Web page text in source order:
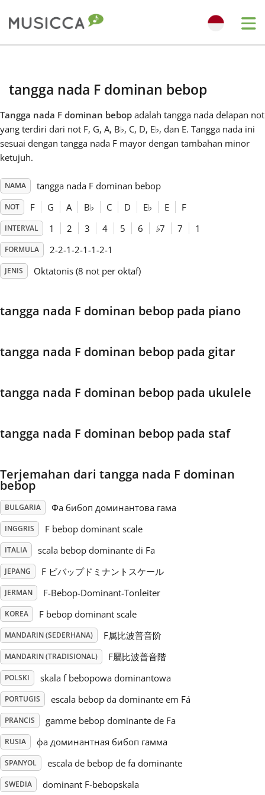
Български
English
Español
日本語
Polski
Português
Русский
Svenska
Tiếng Việt
Türkçe
Українська
简体中文
繁體中文
tangga nada F dominan bebop
Tangga nada F dominan bebop adalah tangga nada delapan not
yang terdiri dari not F, G, A, B♭, C, D, E♭, dan E. Tangga nada ini
sesuai dengan tangga nada F mayor dengan tambahan minor
ketujuh.
NAMA tangga nada F dominan bebop
NOT F G A B♭ C D E♭ E F
INTERVAL 1 2 3 4 5 6 ♭7 7 1
FORMULA 2-2-1-2-1-1-2-1
JENIS Oktatonis (8 not per oktaf)
tangga nada F dominan bebop pada piano
tangga nada F dominan bebop pada gitar
tangga nada F dominan bebop pada ukulele
tangga nada F dominan bebop pada staf
Terjemahan dari tangga nada F dominan
bebop
BULGARIA Фа бибоп доминантова гама
INGGRIS F bebop dominant scale
ITALIA scala bebop dominante di Fa
JEPANG F ビバップドミナントスケール
JERMAN F-Bebop-Dominant-Tonleiter
KOREA F bebop dominant scale
MANDARIN (SEDERHANA) F属比波普音阶
MANDARIN (TRADISIONAL) F屬比波普音階
POLSKI skala f bebopowa dominantowa
PORTUGIS escala bebop da dominante em Fá
PRANCIS gamme bebop dominante de Fa
RUSIA фа доминантная бибоп гамма
SPANYOL escala de bebop de fa dominante
SWEDIA dominant F-bebopskala